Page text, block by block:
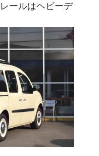
ールはヘビーデ